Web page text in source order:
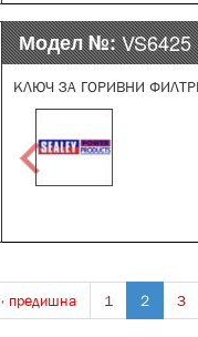
Модел №:VS6425
КЛЮЧ ЗА ГОРИВНИ
‹ предишна 1 2 3